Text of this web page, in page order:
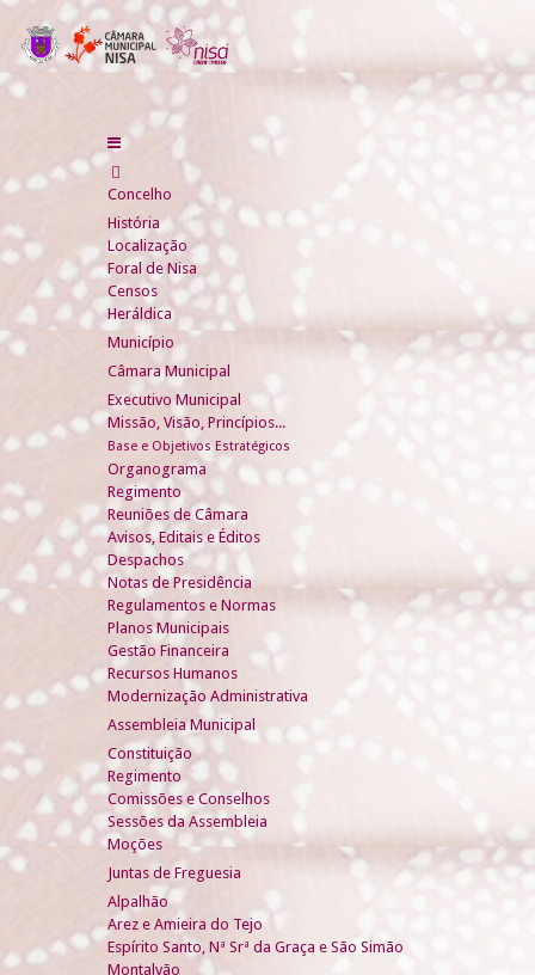
Concelho
História
Localização
Foral de Nisa
Censos
Heráldica
Município
Câmara Municipal
Executivo Municipal
Missão, Visão, Princípios...
Base e Objetivos Estratégicos
Organograma
Regimento
Reuniões de Câmara
Avisos, Editais e Éditos
Despachos
Notas de Presidência
Regulamentos e Normas
Planos Municipais
Gestão Financeira
Recursos Humanos
Modernização Administrativa
Assembleia Municipal
Constituição
Regimento
Comissões e Conselhos
Sessões da Assembleia
Moções
Juntas de Freguesia
Alpalhão
Arez e Amieira do Tejo
Espírito Santo, Nª Srª da Graça e São Simão
Montalvão